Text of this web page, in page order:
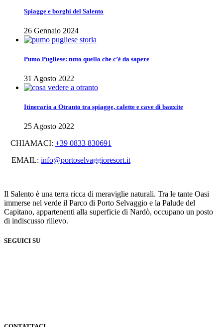
Spiagge e borghi del Salento
26 Gennaio 2024
Pumo Pugliese: tutto quello che c’è da sapere
31 Agosto 2022
Itinerario a Otranto tra spiagge, calette e cave di bauxite
25 Agosto 2022
CHIAMACI: +39 0833 830691
EMAIL: info@portoselvaggioresort.it
Il Salento è una terra ricca di meraviglie naturali. Tra le tante Oasi
immerse nel verde il Parco di Porto Selvaggio e la Palude del
Capitano, appartenenti alla superficie di Nardò, occupano un posto
di indiscusso rilievo.
SEGUICI SU